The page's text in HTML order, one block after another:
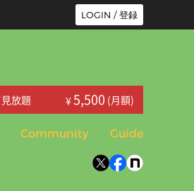
LOGIN / 登録
放題 ¥5,500 (月額)
Community Guide